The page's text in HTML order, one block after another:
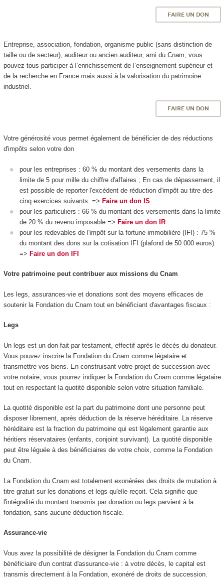
FAIRE UN DON
Entreprise, association, fondation, organisme public (sans distinction de
taille ou de secteur), auditeur ou ancien auditeur, ami du Cnam, vous
pouvez tous participer à l’enrichissement de l’enseignement supérieur et
de la recherche en France mais aussi à la valorisation du patrimoine
industriel.
FAIRE UN DON
Votre générosité vous permet également de bénéficier de des réductions
d'impôts selon votre don
pour les entreprises : 60 % du montant des versements dans la
limite de 5 pour mille du chiffre d'affaires ; En cas de dépassement, il
est possible de reporter l'excédent de réduction d'impôt au titre des
cinq exercices suivants. => Faire un don IS
pour les particuliers : 66 % du montant des versements dans la limite
de 20 % du revenu imposable => Faire un don IR
pour les redevables de l'impôt sur la fortune immobilière (IFI) : 75 %
du montant des dons sur la cotisation IFI (plafond de 50 000 euros).
=> Faire un don IFI
Votre patrimoine peut contribuer aux missions du Cnam
Les legs, assurances-vie et donations sont des moyens efficaces de
soutenir la Fondation du Cnam tout en bénéficiant d'avantages fiscaux :
Legs
Un legs est un don fait par testament, effectif après le décès du donateur.
Vous pouvez inscrire la Fondation du Cnam comme légataire et
transmettre vos biens. En construisant votre projet de succession avec
votre notaire, vous pourrez indiquer la Fondation du Cnam comme légataire
tout en respectant la quotité disponible selon votre situation familiale.
La quotité disponible est la part du patrimoine dont une personne peut
disposer librement, après déduction de la réserve héréditaire. La réserve
héréditaire est la fraction du patrimoine qui est légalement garantie aux
héritiers réservataires (enfants, conjoint survivant). La quotité disponible
peut être léguée à des bénéficiaires de votre choix, comme la Fondation
du Cnam.
La Fondation du Cnam est totalement exonérées des droits de mutation à
titre gratuit sur les donations et legs qu'elle reçoit. Cela signifie que
l'intégralité du montant transmis par donation ou legs parvient à la
fondation, sans aucune déduction fiscale.
Assurance-vie
Vous avez la possibilité de désigner la Fondation du Cnam comme
bénéficiaire d'un contrat d'assurance-vie : à votre décès, le capital est
transmis directement à la Fondation, exonéré de droits de succession.